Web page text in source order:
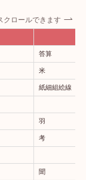
スクロールできます
答算
米
紙細組絵線
羽
考
聞